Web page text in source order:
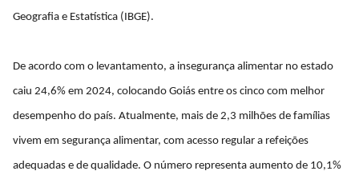
Geografia e Estatística (IBGE).
De acordo com o levantamento, a insegurança alimentar no estado
caiu 24,6% em 2024, colocando Goiás entre os cinco com melhor
desempenho do país. Atualmente, mais de 2,3 milhões de famílias
vivem em segurança alimentar, com acesso regular a refeições
adequadas e de qualidade. O número representa aumento de 10,1%